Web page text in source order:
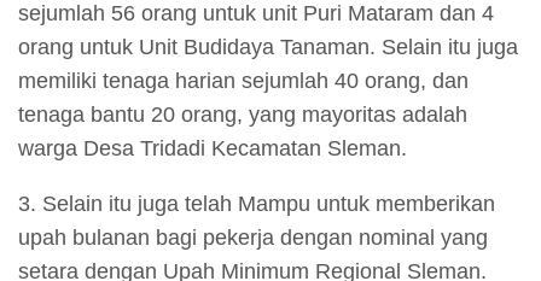
sejumlah 56 orang untuk unit Puri Mataram dan 4
orang untuk Unit Budidaya Tanaman. Selain itu juga
memiliki tenaga harian sejumlah 40 orang, dan
tenaga bantu 20 orang, yang mayoritas adalah
warga Desa Tridadi Kecamatan Sleman.
3. Selain itu juga telah Mampu untuk memberikan
upah bulanan bagi pekerja dengan nominal yang
setara dengan Upah Minimum Regional Sleman.